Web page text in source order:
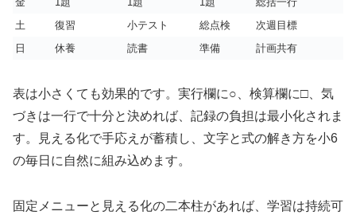
土
復習 小テスト 総点検
次週目標
日
休養 読書 準備 計画共有
表は小さくても効果的です。実行欄に○、検算欄に□、気
づきは一行で十分と決めれば、記録の負担は最小化されま
す。見える化で手応えが蓄積し、文字と式の解き方を小6
の毎日に自然に組み込めます。
固定メニューと見える化の二本柱があれば、学習は持続可